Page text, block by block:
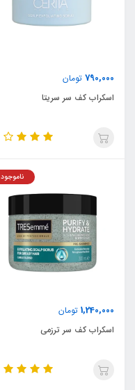
790,000 تومان
اسکراب کف سر سریتا
1,240,000 تومان
ناموجود
اسکراب کف سر ترزمی